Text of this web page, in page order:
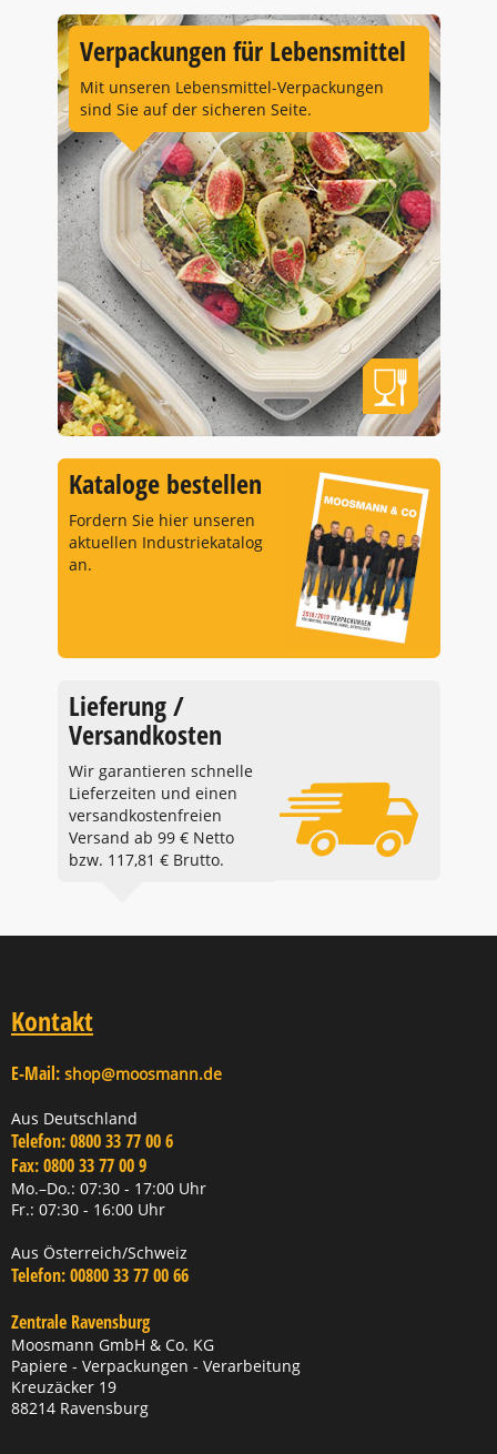
Verpackungen für Lebensmittel
Mit unseren Lebensmittel-Verpackungen
sind Sie auf der sicheren Seite.
Kataloge bestellen
Fordern Sie hier unseren
aktuellen Industriekatalog
an.
Lieferung /
Versandkosten
Wir garantieren schnelle
Lieferzeiten und einen
versandkostenfreien
Versand ab 99 € Netto
bzw. 117,81 € Brutto.
Kontakt
E-Mail: shop@moosmann.de
Aus Deutschland
Telefon:0800 33 77 00 6
Fax:0800 33 77 00 9
Mo.–Do.: 07:30 - 17:00 Uhr
Fr.: 07:30 - 16:00 Uhr
Aus Österreich/Schweiz
Telefon:00800 33 77 00 66
Zentrale Ravensburg
Moosmann GmbH & Co. KG
Papiere - Verpackungen - Verarbeitung
Kreuzäcker 19
88214 Ravensburg